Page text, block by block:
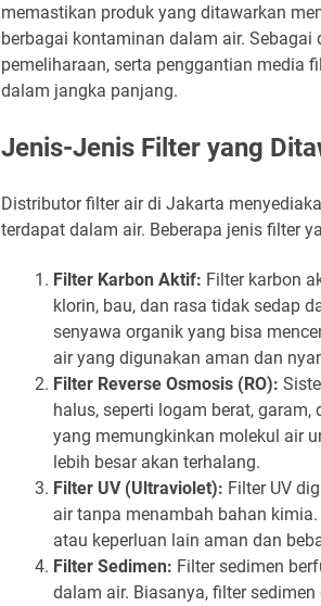
memastikan produk yang ditawarkan
berbagai kontaminan dalam air.
pemeliharaan, serta penggantian media
dalam jangka panjang.
Jenis-Jenis Filter yang
Distributor filter air di Jakarta
terdapat dalam air. Beberapa jenis filter
Filter Karbon Aktif: Filter karbon
klorin, bau, dan rasa tidak sedap
senyawa organik yang bisa
air yang digunakan aman dan
Filter Reverse Osmosis (RO):
halus, seperti logam berat,
yang memungkinkan molekul air
lebih besar akan terhalang.
Filter UV (Ultraviolet): Filter UV
air tanpa menambah bahan
atau keperluan lain aman dan
Filter Sedimen: Filter sedimen
dalam air. Biasanya, filter